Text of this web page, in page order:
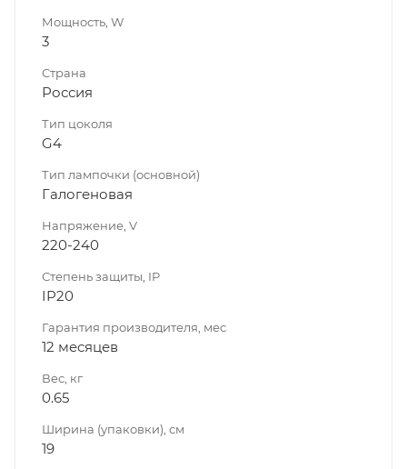
Мощность, W
3
Страна
Россия
Тип цоколя
G4
Тип лампочки (основной)
Галогеновая
Напряжение, V
220-240
Степень защиты, IP
IP20
Гарантия производителя, мес
12 месяцев
Вес, кг
0.65
Ширина (упаковки), см
19